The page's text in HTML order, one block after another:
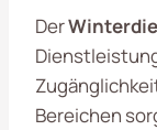
Der
Bereichen